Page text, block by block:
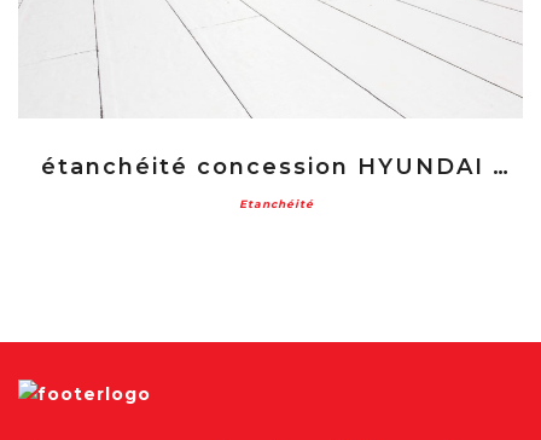
étanchéité concession HYUNDAI – AUDI
Etanchéité